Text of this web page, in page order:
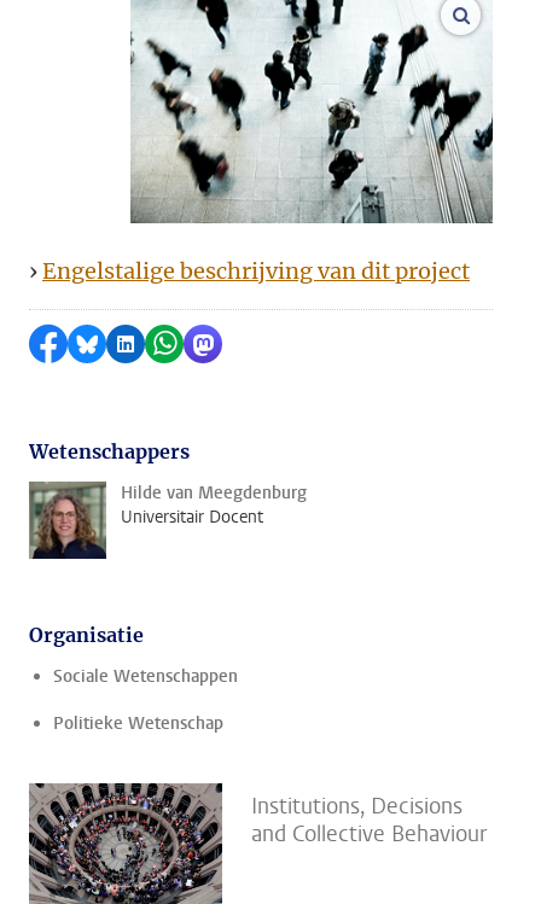
open
›Engelstalige beschrijving van dit project
Delen op Facebook
Delen via Bluesky
Delen op LinkedIn
Delen via WhatsApp
Delen via Mastodon
Wetenschappers
Hilde van Meegdenburg
Universitair Docent
Organisatie
Sociale Wetenschappen
Politieke Wetenschap
Institutions, Decisions
and Collective Behaviour